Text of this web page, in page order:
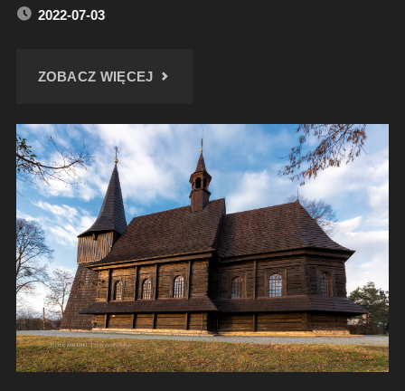
2022-07-03
ZOBACZ WIĘCEJ"KOŚCIÓŁ
WIERZBICY
GÓRNEJ
–
LIPIEC
2022"